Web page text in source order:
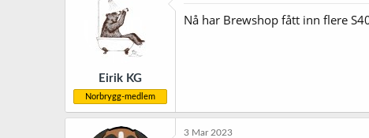
d
t
o
Eirik KG
Norbrygg-medlem
Nå har Brewshop fått inn flere
3 Mar 2023